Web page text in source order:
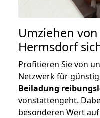
Umziehen von
Hermsdorf
Profitieren Sie von
Netzwerk für
Beiladung
vonstattengeht.
besonderen Wert auf